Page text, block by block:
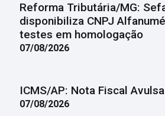
Reforma Tributária/MG:
disponibiliza CNPJ
testes em homologação
07/08/2026
ICMS/AP: Nota Fiscal Avulsa
07/08/2026